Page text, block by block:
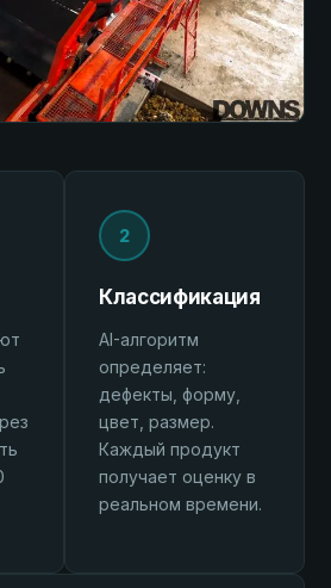
2
Классификация
AI-алгоритм
определяет:
дефекты, форму,
цвет, размер.
Каждый продукт
получает оценку в
реальном времени.